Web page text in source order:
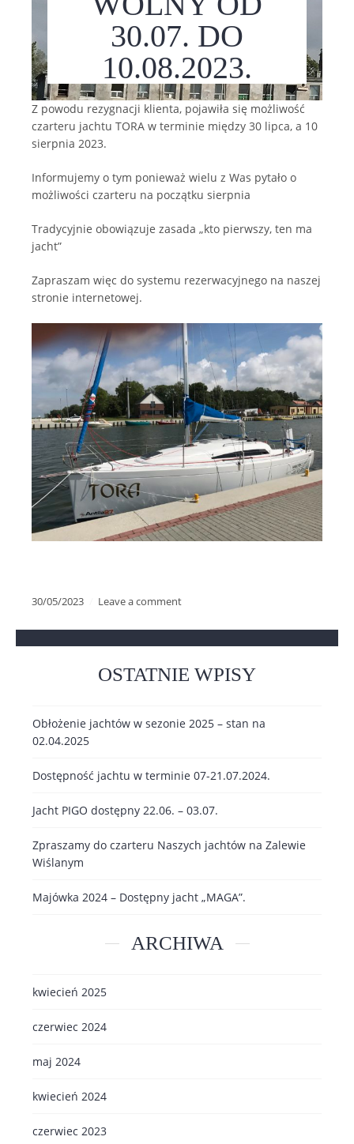
30.07. DO
10.08.2023.
Z powodu rezygnacji klienta, pojawiła się możliwość
czarteru jachtu TORA w terminie między 30 lipca, a 10
sierpnia 2023.
Informujemy o tym ponieważ wielu z Was pytało o
możliwości czarteru na początku sierpnia
Tradycyjnie obowiązuje zasada „kto pierwszy, ten ma
jacht”
Zapraszam więc do systemu rezerwacyjnego na naszej
stronie internetowej.
30/05/2023 Leave a comment
OSTATNIE WPISY
Obłożenie jachtów w sezonie 2025 – stan na
02.04.2025
Dostępność jachtu w terminie 07-21.07.2024.
Jacht PIGO dostępny 22.06. – 03.07.
Zpraszamy do czarteru Naszych jachtów na Zalewie
Wiślanym
Majówka 2024 – Dostępny jacht „MAGA”.
ARCHIWA
kwiecień 2025
czerwiec 2024
maj 2024
kwiecień 2024
czerwiec 2023